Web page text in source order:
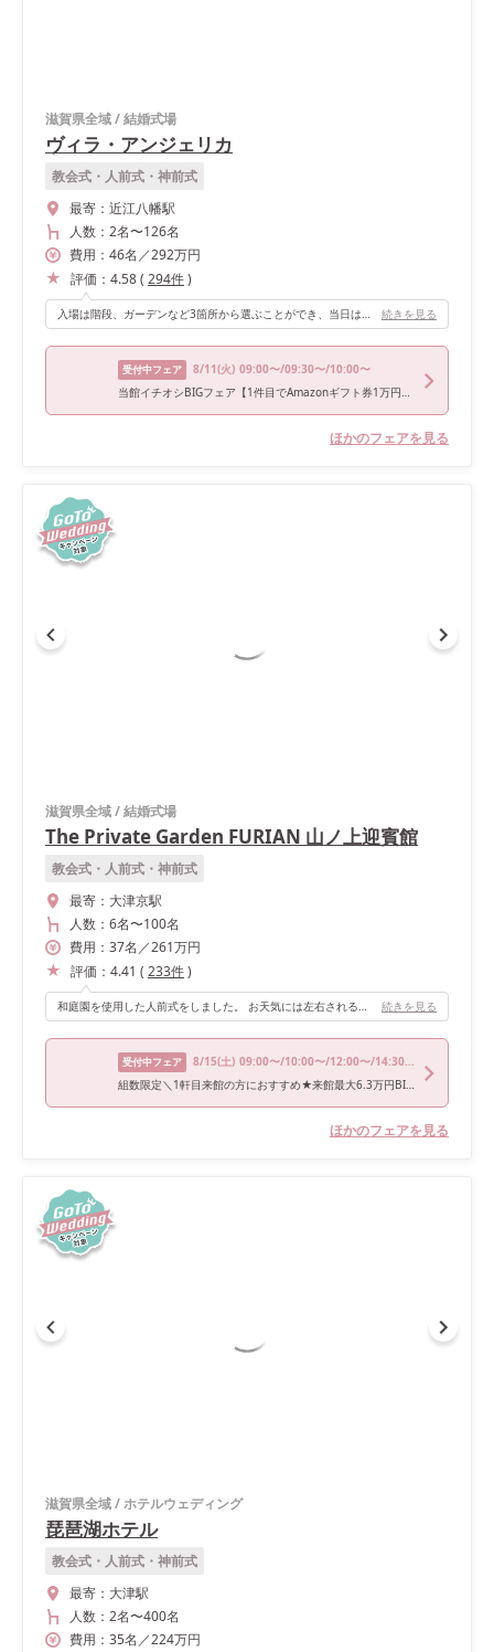
滋賀県全域/結婚式場
ヴィラ・アンジェリカ
教会式・人前式・神前式
最寄： 近江八幡駅
人数： 2名〜126名
費用： 46名 ／292万円
評価： 4.58( 294件)
入場は階段、ガーデンなど3箇所から選ぶことができ、当日はサプライズ入場をしました。落ち着いた雰囲気の披露宴会場で、どの世代の方でも使いやすいと思います。ブラウンを基調としているので和装にもオススメです。 続きを見る
受付中フェア 8/11(火) 09:00〜/09:30〜/10:00〜
当館イチオシBIGフェア【1件目でAmazonギフト券1万円＆豪華特典で最大100万ご優待】プール付きプライベートガーデン＆自然光差し込む水の教会♪２種類の貸切邸宅見学×人気の演出ブッフェ体験♪
ほかのフェアを見る
滋賀県全域/結婚式場
The Private Garden FURIAN 山ノ上迎賓館
教会式・人前式・神前式
最寄： 大津京駅
人数： 6名〜100名
費用： 37名 ／261万円
評価： 4.41 ( 233件)
和庭園を使用した人前式をしました。 お天気には左右されるかもしれませんが、当日は天候にも恵まれ、 緑豊かな中に色打掛の色合いやブーケ、装花のコントラストが映えて素敵な写真が残せました。 また人とは被らないオリジナルの挙式を行う事が出来ました。 続きを見る
受付中フェア 8/15(土) 09:00〜/10:00〜/12:00〜/14:30〜/16:00〜
組数限定＼1軒目来館の方におすすめ★来館最大6.3万円BIG特典付／1日1組貸切×最高級近江牛フィレ付婚礼コース試食会
ほかのフェアを見る
滋賀県全域/ホテルウェディング
琵琶湖ホテル
教会式・人前式・神前式
最寄： 大津駅
人数： 2名〜400名
費用： 35名 ／224万円